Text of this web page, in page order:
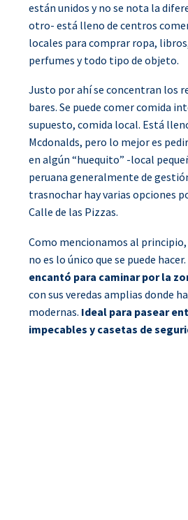
están unidos y no se nota la
otro- está lleno de centros
locales para comprar ropa,
perfumes y todo tipo de objeto.
Justo por ahí se concentran los
bares. Se puede comer comida
supuesto, comida local. Está
Mcdonalds, pero lo mejor es
en algún “huequito” -local
peruana generalmente de
trasnochar hay varias opciones
Calle de las Pizzas.
Como mencionamos al principio,
no es lo único que se puede hacer.
encantó para caminar por la
con sus veredas amplias donde
modernas. Ideal para pasear
impecables y casetas de